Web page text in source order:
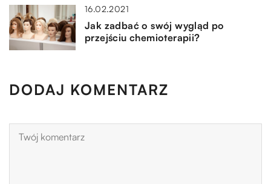
16.02.2021
Jak zadbać o swój wygląd po
przejściu chemioterapii?
DODAJ KOMENTARZ